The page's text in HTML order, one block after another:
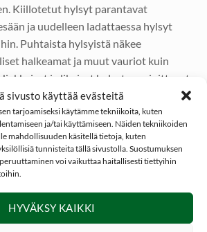
sivusto käyttää evästeitä
tarjoamiseksi käytämme tekniikoita, kuten
ja/tai käyttämiseen. Näiden tekniikoiden
mahdollisuuden käsitellä tietoja, kuten
tunnisteita tällä sivustolla. Suostumuksen
voi vaikuttaa haitallisesti tiettyihin
HYVÄKSY KAIKKI
Kiillotetut hylsyt parantavat
ja uudelleen ladattaessa hylsyt
Puhtaista hylsyistä näkee
halkeamat ja muut vauriot kuin
ja likaiset hylsyt vaurioittavat
latausholkkeja.
kiillotuskoneen kannella
mahtuu ½ kg (0,5kg) maissi
. NANO hylsynkiillotuskone on
hankinta. Koneella voit kiillottaa
esim. korut, ruosteiset auton